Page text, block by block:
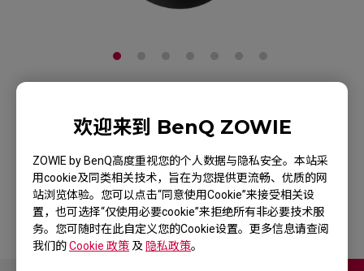
欢迎来到 BenQ ZOWIE
ZOWIE by BenQ高度重视您的个人数据与隐私安全。本站采
用cookie及同类相关技术，旨在为您提供更流畅、优质的网
站浏览体验。您可以点击“同意使用Cookie”来接受相关设
置，也可选择“仅使用必要cookie”来拒绝所有非必要技术服
务。您可随时在此自定义您的Cookie设置。更多信息请查阅
我们的Cookie 政策 及 隐私政策。
ZOWIE EC1-DW 4K无
线电竞鼠标
产品页